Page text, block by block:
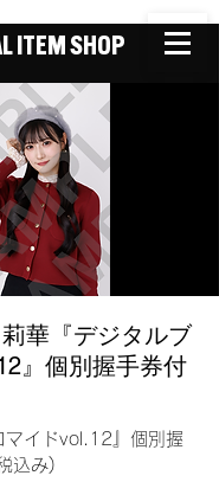
ITEM SHOP
華『デジタルブ
』個別握手券付
マイドvol.12』個別握
込み)